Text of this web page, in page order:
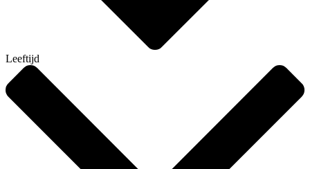
Leeftijd